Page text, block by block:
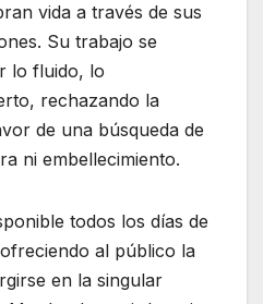
vida a través de sus
Su trabajo se
lo fluido, lo
rechazando la
de una búsqueda de
ni embellecimiento.
todos los días de
al público la
en la singular